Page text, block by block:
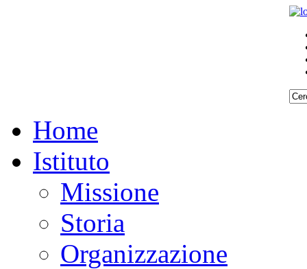
Home
Istituto
Missione
Storia
Organizzazione